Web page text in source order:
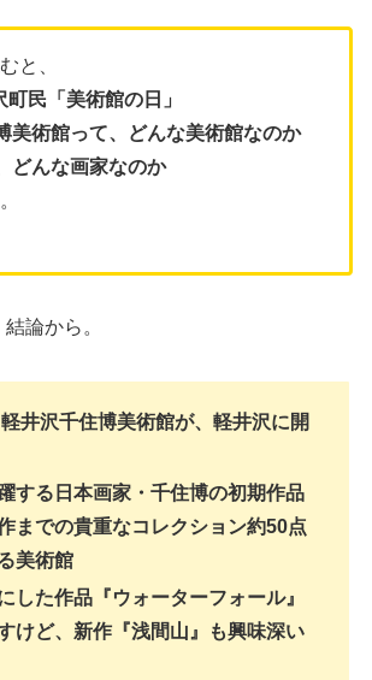
と、
民「美術館の日」
美術館って、どんな美術館なのか
どんな画家なのか
論から。
井沢千住博美術館が、軽井沢に開
する日本画家・千住博の初期作品
までの貴重なコレクション約50点
美術館
した作品『ウォーターフォール』
けど、新作『浅間山』も興味深い